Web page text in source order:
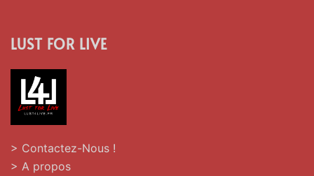
LUST FOR LIVE
> Contactez-Nous !
> A propos